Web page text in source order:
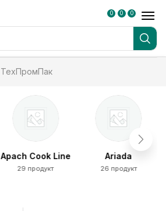
0 0 0
ТехПромПак
Apach Cook Line
29 продукт
Ariada
26 продукт